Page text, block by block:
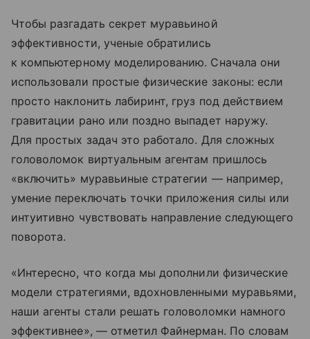
Чтобы разгадать секрет муравьиной
эффективности, ученые обратились
к компьютерному моделированию. Сначала они
использовали простые физические законы: если
просто наклонить лабиринт, груз под действием
гравитации рано или поздно выпадет наружу.
Для простых задач это работало. Для сложных
головоломок виртуальным агентам пришлось
«включить» муравьиные стратегии — например,
умение переключать точки приложения силы или
интуитивно чувствовать направление следующего
поворота.
«Интересно, что когда мы дополнили физические
модели стратегиями, вдохновленными муравьями,
наши агенты стали решать головоломки намного
эффективнее», — отметил Файнерман. По словам